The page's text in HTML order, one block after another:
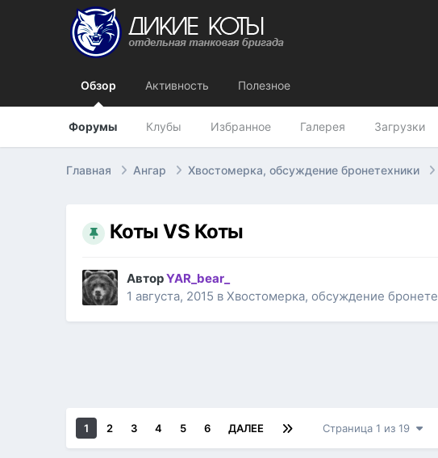
Обзор
Форумы Клубы Избранное Галерея Загрузки
Активность Полезное
Главная Ангар Хвостомерка, обсуждение бронетехники
Коты VS Коты
АвторYAR_bear_
1 августа, 2015 вХвостомерка, обсуждение
1 2 3 4 5 6 ДАЛЕЕ Страница 1 из 19